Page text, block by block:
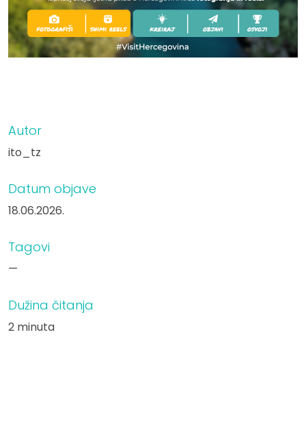
Autor
ito_tz
Datum objave
18.06.2026.
Tagovi
—
Dužina čitanja
2 minuta